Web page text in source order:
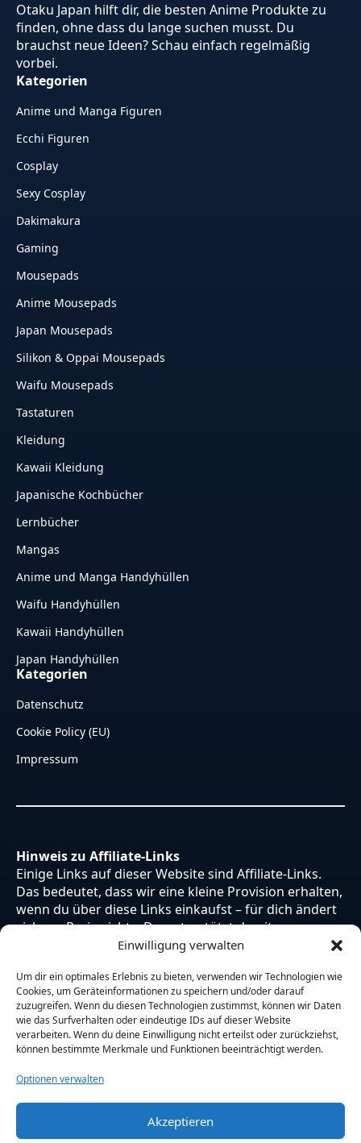
Einwilligung verwalten
Um dir ein optimales Erlebnis zu bieten, verwenden wir Technologien wie
Cookies, um Geräteinformationen zu speichern und/oder darauf
zuzugreifen. Wenn du diesen Technologien zustimmst, können wir Daten
wie das Surfverhalten oder eindeutige IDs auf dieser Website
verarbeiten. Wenn du deine Einwilligung nicht erteilst oder zurückziehst,
können bestimmte Merkmale und Funktionen beeinträchtigt werden.
Optionen verwalten
Akzeptieren
Otaku Japan hilft dir, die besten Anime Produkte zu
finden, ohne dass du lange suchen musst. Du
brauchst neue Ideen? Schau einfach regelmäßig
vorbei.
Kategorien
Anime und Manga Figuren
Ecchi Figuren
Cosplay
Sexy Cosplay
Dakimakura
Gaming
Mousepads
Anime Mousepads
Japan Mousepads
Silikon & Oppai Mousepads
Waifu Mousepads
Tastaturen
Kleidung
Kawaii Kleidung
Japanische Kochbücher
Lernbücher
Mangas
Anime und Manga Handyhüllen
Waifu Handyhüllen
Kawaii Handyhüllen
Japan Handyhüllen
Kategorien
Datenschutz
Cookie Policy (EU)
Impressum
Hinweis zu Affiliate-Links
Einige Links auf dieser Website sind Affiliate-Links.
Das bedeutet, dass wir eine kleine Provision erhalten,
wenn du über diese Links einkaufst – für dich ändert
sich am Preis nichts. Du unterstützt damit unsere
Arbeit. Vielen Dank dafür!
© 2026 Otaku Japan. Alle Rechte vorbehalten.